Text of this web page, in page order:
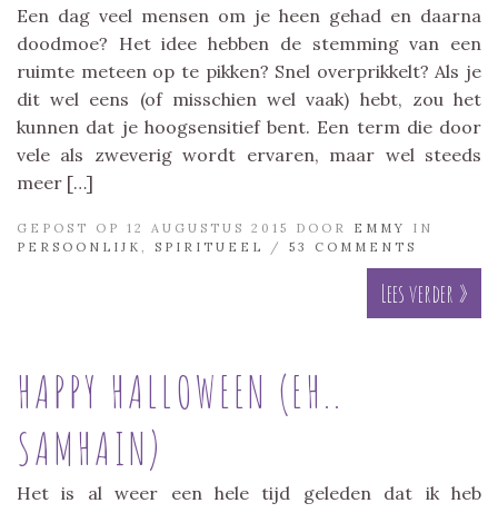
Een dag veel mensen om je heen gehad en daarna
doodmoe? Het idee hebben de stemming van een
ruimte meteen op te pikken? Snel overprikkelt? Als je
dit wel eens (of misschien wel vaak) hebt, zou het
kunnen dat je hoogsensitief bent. Een term die door
vele als zweverig wordt ervaren, maar wel steeds
meer […]
GEPOST OP 12 AUGUSTUS 2015 DOOR EMMY
IN
PERSOONLIJK
SPIRITUEEL / 53 COMMENTS
Lees verder »
HAPPY HALLOWEEN (EH..
SAMHAIN)
Het is al weer een hele tijd geleden dat ik heb